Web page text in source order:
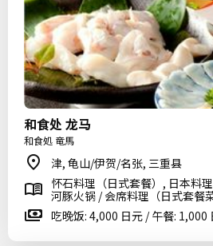
和食处 龙马
和食処 竜馬
津, 龟山/伊贺/名张, 三重县
怀石料理（日式套餐）, 日本料
河豚火锅 / 会席料理（日式套餐菜
吃晚饭: 4,000 日元 / 午餐: 1,000